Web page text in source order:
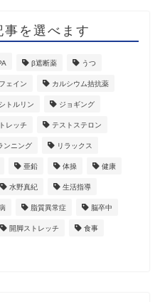
を選べます
β遮断薬 うつ
ェイン カルシウム拮抗薬
シトルリン ジョギング
レッチ テストステロン
ンニング リラックス
亜鉛 体操 健康
水野真紀 生活指導
脂質異常症 脳卒中
開脚ストレッチ 食事